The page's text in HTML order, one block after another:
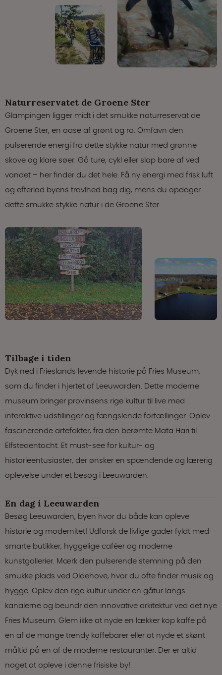
Naturreservatet de Groene Ster
Glampingen ligger midt i det smukke naturreservat de
Groene Ster, en oase af grønt og ro. Omfavn den
pulserende energi fra dette stykke natur med grønne
skove og klare søer. Gå ture, cykl eller slap bare af ved
vandet – her finder du det hele. Få ny energi med frisk luft
og efterlad byens travlhed bag dig, mens du opdager
dette smukke stykke natur i de Groene Ster.
Tilbage i tiden
Dyk ned i Frieslands levende historie på Fries Museum,
som du finder i hjertet af Leeuwarden. Dette moderne
museum bringer provinsens rige kultur til live med
interaktive udstillinger og fængslende fortællinger. Oplev
fascinerende artefakter, fra den berømte Mata Hari til
Elfstedentocht. Et must-see for kultur- og
historieentusiaster, der ønsker en spændende og lærerig
oplevelse under et besøg i Leeuwarden.
En dag i Leeuwarden
Besøg Leeuwarden, byen hvor du både kan opleve
historie og modernitet! Udforsk de livlige gader fyldt med
smarte butikker, hyggelige caféer og moderne
kunstgallerier. Mærk den pulserende stemning på den
smukke plads ved Oldehove, hvor du ofte finder musik og
hygge. Oplev den rige kultur under en gåtur langs
kanalerne og beundr den innovative arkitektur ved det nye
Fries Museum. Glem ikke at nyde en lækker kop kaffe på
en af de mange trendy kaffebarer eller at nyde et skønt
måltid på en af de moderne restauranter. Der er altid
noget at opleve i denne frisiske by!